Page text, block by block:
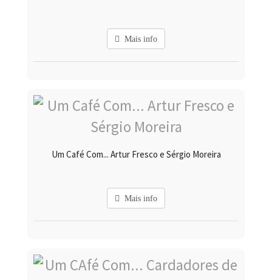
Mais info
Um Café Com... Artur Fresco e Sérgio Moreira
Mais info